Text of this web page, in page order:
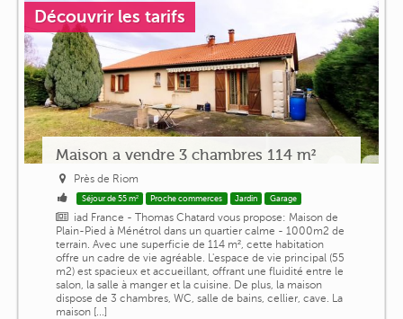
Découvrir les tarifs
Maison a vendre 3 chambres 114 m²
Près de Riom
Séjour de 55 m² Proche commerces Jardin Garage
iad France - Thomas Chatard vous propose: Maison de
Plain-Pied à Ménétrol dans un quartier calme - 1000m2 de
terrain. Avec une superficie de 114 m², cette habitation
offre un cadre de vie agréable. L'espace de vie principal (55
m2) est spacieux et accueillant, offrant une fluidité entre le
salon, la salle à manger et la cuisine. De plus, la maison
dispose de 3 chambres, WC, salle de bains, cellier, cave. La
maison [...]